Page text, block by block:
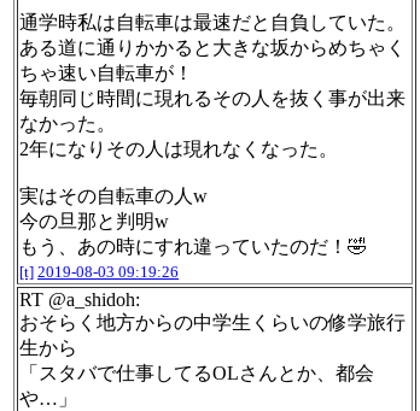
通学時私は自転車は最速だと自負していた。
ある道に通りかかると大きな坂からめちゃく
ちゃ速い自転車が！
毎朝同じ時間に現れるその人を抜く事が出来
なかった。
2年になりその人は現れなくなった。
実はその自転車の人w
今の旦那と判明w
もう、あの時にすれ違っていたのだ！🤣
[t] 2019-08-03 09:19:26
RT @a_shidoh:
おそらく地方からの中学生くらいの修学旅行
生から
「スタバで仕事してるOLさんとか、都会
や…」